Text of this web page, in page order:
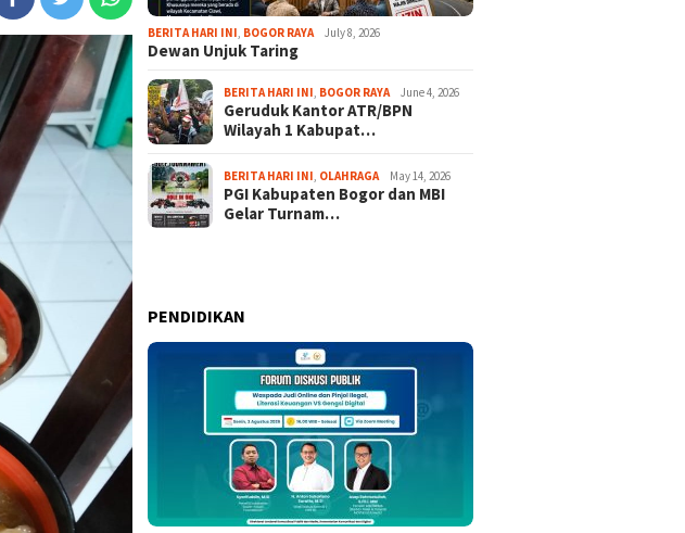
BERITA HARI INI BOGOR RAYA July 8, 2026
Dewan Unjuk Taring
BERITA HARI INI BOGOR RAYA June 4, 2026
Geruduk Kantor ATR/BPN
Wilayah 1 Kabupat…
BERITA HARI INI OLAHRAGA May 14, 2026
PGI Kabupaten Bogor dan MBI
Gelar Turnam…
PENDIDIKAN